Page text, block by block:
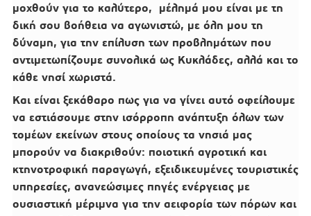
μοχθούν για το καλύτερο, μέλημά μου είναι με τη
δική σου βοήθεια να αγωνιστώ, με όλη μου τη
δύναμη, για την επίλυση των προβλημάτων που
αντιμετωπίζουμε συνολικά ως Κυκλάδες, αλλά και το
κάθε νησί χωριστά.
Και είναι ξεκάθαρο πως για να γίνει αυτό οφείλουμε
να εστιάσουμε στην ισόρροπη ανάπτυξη όλων των
τομέων εκείνων στους οποίους τα νησιά μας
μπορούν να διακριθούν: ποιοτική αγροτική και
κτηνοτροφική παραγωγή, εξειδικευμένες τουριστικές
υπηρεσίες, ανανεώσιμες πηγές ενέργειας με
ουσιαστική μέριμνα για την αειφορία των πόρων και